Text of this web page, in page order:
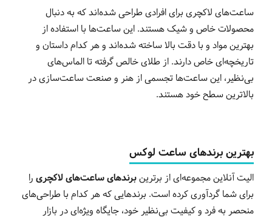
ساعت‌های لاکچری برای افرادی طراحی شده‌اند که به دنبال
محصولات خاص و شیک هستند. این ساعت‌ها با استفاده از
بهترین مواد و با دقت بالا ساخته شده‌اند و هر کدام داستان و
تاریخچه‌ای خاص دارند. از طلای خالص گرفته تا الماس‌های
بی‌نظیر، این ساعت‌ها تجسمی از هنر و صنعت ساعت‌سازی در
بالاترین سطح خود هستند.
بهترین برندهای ساعت لوکس
الیت آنلاین مجموعه‌ای از برترینبرندهای ساعت‌های لاکچری را
برای شما گردآوری کرده است. برندهایی که هر کدام با طراحی‌های
منحصر به فرد و کیفیت بی‌نظیر خود، جایگاه ویژه‌ای در بازار